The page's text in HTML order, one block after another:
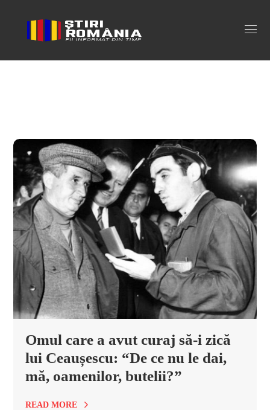
butelii Tag
Omul care a avut curaj să-i zică
lui Ceaușescu: “De ce nu le dai,
mă, oamenilor, butelii?”
READ MORE